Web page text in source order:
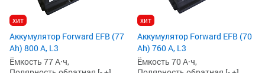
хит
Аккумулятор Forward EFB (77
Ah) 800 А, L3
Ёмкость 77 А·ч,
хит
Аккумулятор Forward EFB (70
Ah) 760 А, L3
Ёмкость 70 А·ч,